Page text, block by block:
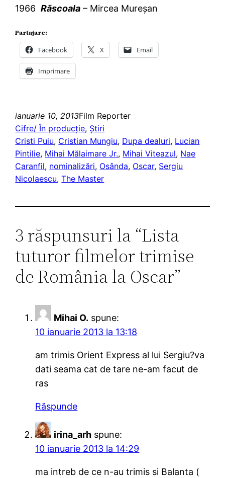
1966Răscoala – Mircea Mureşan
Partajare:
Facebook X Email
Imprimare
ianuarie 10, 2013Film Reporter
Cifre/ În producție, Ştiri
Cristi Puiu, Cristian Mungiu, Dupa dealuri, Lucian
Pintilie, Mihai Mălaimare Jr., Mihai Viteazul, Nae
Caranfil, nominalizări, Osânda, Oscar, Sergiu
Nicolaescu, The Master
3 răspunsuri la “Lista
tuturor filmelor trimise
de România la Oscar”
Mihai O. spune:
10 ianuarie 2013 la 13:18
am trimis Orient Express al lui Sergiu?va
dati seama cat de tare ne-am facut de
ras
Răspunde
irina_arh spune:
10 ianuarie 2013 la 14:29
ma intreb de ce n-au trimis si Balanta (